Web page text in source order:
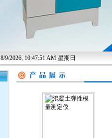
8/9/2026, 10:47:52 AM 星期日